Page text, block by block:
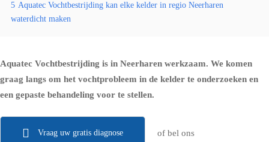
5 Aquatec Vochtbestrijding kan elke kelder in regio Neerharen
waterdicht maken
Aquatec Vochtbestrijding is in Neerharen werkzaam. We komen
graag langs om het vochtprobleem in de kelder te onderzoeken en
een gepaste behandeling voor te stellen.
Vraag uw gratis diagnose of bel ons